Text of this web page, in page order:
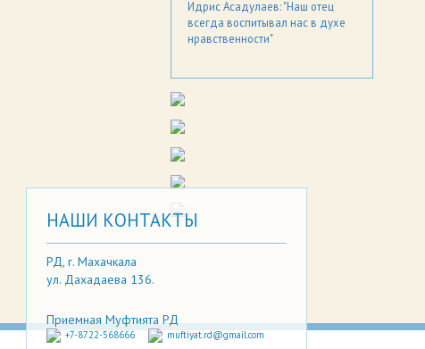
Идрис Асадулаев: "Наш отец
всегда воспитывал нас в духе
нравственности"
НАШИ КОНТАКТЫ
РД, г. Махачкала
ул. Дахадаева 136.
Приемная Муфтията РД
+7-8722-568666 muftiyat.rd@gmail.com